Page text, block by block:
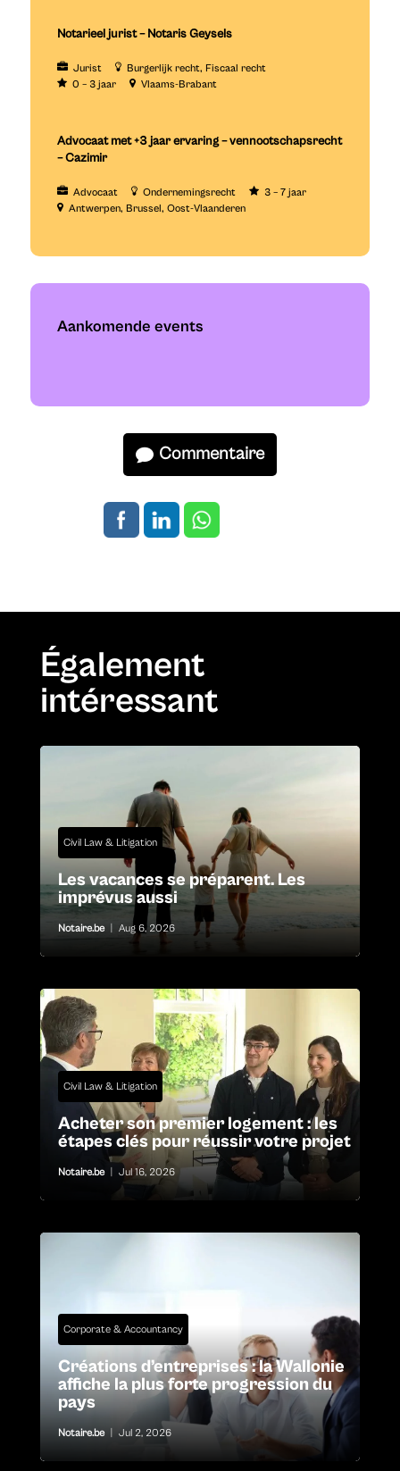
Notarieel jurist – Notaris Geysels
Jurist Burgerlijk recht Fiscaal recht
0 – 3 jaar
Vlaams-Brabant
Advocaat met +3 jaar ervaring – vennootschapsrecht
– Cazimir
Advocaat Ondernemingsrecht
3 – 7 jaar
Antwerpen Brussel Oost-Vlaanderen
Aankomende events
Commentaire
Également
intéressant
Civil Law & Litigation
Les vacances se préparent. Les
imprévus aussi
Notaire.be Aug 6, 2026
Civil Law & Litigation
Acheter son premier logement : les
étapes clés pour réussir votre projet
Notaire.be Jul 16, 2026
Corporate & Accountancy
Créations d’entreprises : la Wallonie
affiche la plus forte progression du
pays
Notaire.be Jul 2, 2026